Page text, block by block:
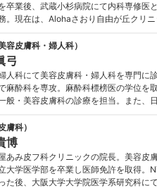
卒業後、武蔵小杉病院にて内科専修医
。現在は、Alohaさおり自由が丘クリ
織のプロフィール
容皮膚科・婦人科）
弓
人科にて美容皮膚科・婦人科を専門に
麻酔科を専攻。麻酔科標榜医の学位を
般・美容皮膚科の診療を担当。また、
書店） はじめてでも安心 妊娠出産Book
弓のプロフィール
膚科）
博
あみ皮フ科クリニックの院長。美容皮
大学医学部を卒業し医師免許を取得。
た後、大阪大学大学院医学系研究科に